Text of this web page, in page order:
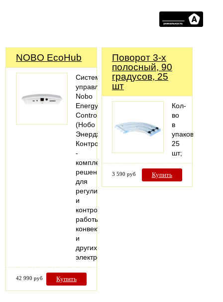
NOBO EcoHub
Система
управления
Nobo
Energy
Control
(Нобо
Энерджи
Контрол)
-
комплексное
решение
для
регулировки
и
контроля
работы
конвекторов
и
других
электроприборов…
42 990 руб Купить
Поворот 3-х
полосный, 90
градусов, 25
шт
Кол-
во
в
упаковке:
25
шт;
3 590 руб Купить